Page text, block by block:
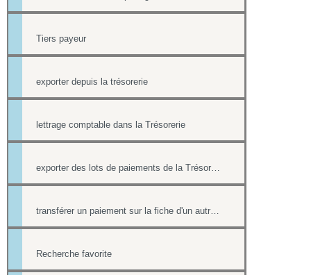
Tiers payeur
exporter depuis la trésorerie
lettrage comptable dans la Trésorerie
exporter des lots de paiements de la Trésorerie
transférer un paiement sur la fiche d'un autre contact
Recherche favorite